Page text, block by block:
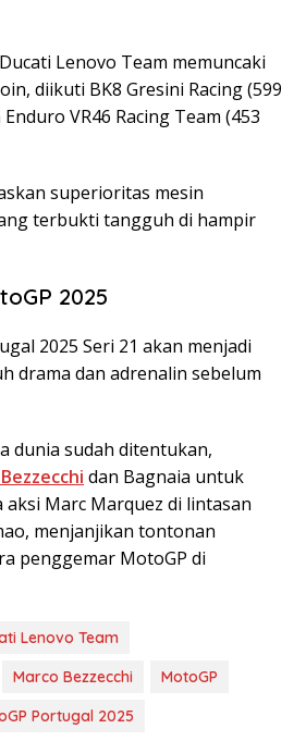
Lenovo Team memuncaki
diikuti BK8 Gresini Racing (599
VR46 Racing Team (453
superioritas mesin
terbukti tangguh di hampir
2025
2025 Seri 21 akan menjadi
drama dan adrenalin sebelum
dunia sudah ditentukan,
dan Bagnaia untuk
Marc Marquez di lintasan
menjanjikan tontonan
penggemar MotoGP di
Lenovo Team
Marco Bezzecchi
MotoGP
Portugal 2025